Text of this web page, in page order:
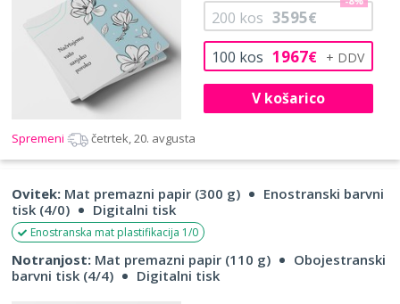
100 kos 1967€
200 kos 3595€
V košarico
Spremeni četrtek, 20. avgusta
Ovitek: Mat premazni papir (300 g)
Enostranski barvni
tisk (4/0)
Digitalni tisk
Enostranska mat plastifikacija 1/0
Notranjost: Mat premazni papir (110 g)
Obojestranski
barvni tisk (4/4)
Digitalni tisk